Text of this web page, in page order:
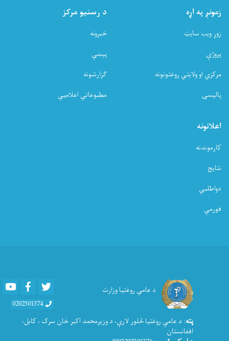
زمونږ په اړه
زوړ ویب سایټ
پروژې
مرکزي او ولایتي روغتونونه
پالیسۍ
د رسنیو مرکز
خبرونه
پېښې
ګزارشونه
مطبوعاتي اعلامیې
اعلانونه
کارموندنه
نتایج
دواطلبي
فورمې
د عامې روغتیا وزارت Youtube Facebook
0202301374
پته: د عامې روغتيا څلور لارې، د وزیرمحمد اکبر خان سرک ، کابل،
افغانستان